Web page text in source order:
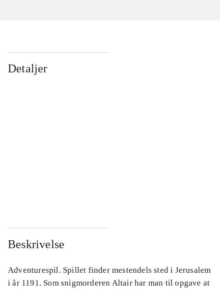
Detaljer
Beskrivelse
Adventurespil. Spillet finder mestendels sted i Jerusalem
i år 1191. Som snigmorderen Altair har man til opgave at